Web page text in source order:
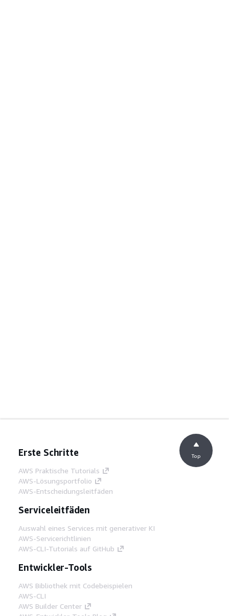
Erste Schritte
AWS Praktische Tutorials
AWS-Lösungsportfolio
AWS-Entscheidungsleitfäden
Serviceleitfäden
Auswahl eines Services mit generativer KI
AWS-Servicerichtlinien
AWS-CLI-Tutorials auf GitHub
Entwickler-Tools
AWS Bibliothek mit Codebeispielen
AWS-CLI
AWS Builder Center
Top